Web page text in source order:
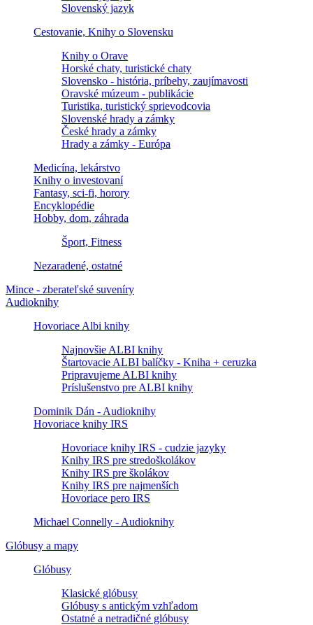
Slovenský jazyk
Cestovanie, Knihy o Slovensku
Knihy o Orave
Horské chaty, turistické chaty
Slovensko - história, príbehy, zaujímavosti
Oravské múzeum - publikácie
Turistika, turistický sprievodcovia
Slovenské hrady a zámky
České hrady a zámky
Hrady a zámky - Európa
Medicína, lekárstvo
Knihy o investovaní
Fantasy, sci-fi, horory
Encyklopédie
Hobby, dom, záhrada
Šport, Fitness
Nezaradené, ostatné
Mince - zberateľské suveníry
Audioknihy
Hovoriace Albi knihy
Najnovšie ALBI knihy
Štartovacie ALBI balíčky - Kniha + ceruzka
Pripravujeme ALBI knihy
Príslušenstvo pre ALBI knihy
Dominik Dán - Audioknihy
Hovoriace knihy IRS
Hovoriace knihy IRS - cudzie jazyky
Knihy IRS pre stredoškolákov
Knihy IRS pre školákov
Knihy IRS pre najmenších
Hovoriace pero IRS
Michael Connelly - Audioknihy
Glóbusy a mapy
Glóbusy
Klasické glóbusy
Glóbusy s antickým vzhľadom
Ostatné a netradičné glóbusy